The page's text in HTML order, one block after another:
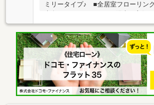
ミリータイプ♪ ■全居室フローリン
規模修繕完了♪